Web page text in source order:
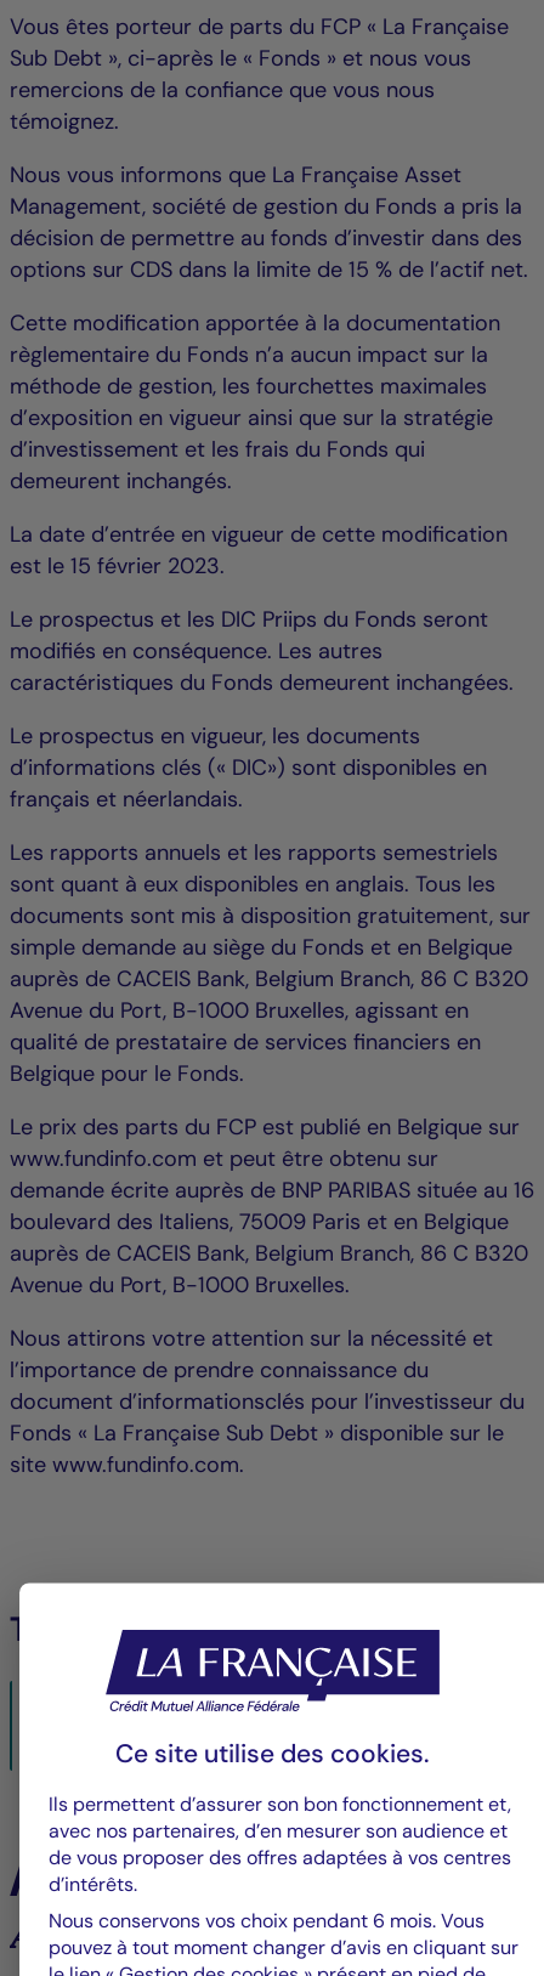
Vous êtes porteur de parts du FCP « La Française
Sub Debt », ci-après le « Fonds » et nous vous
remercions de la confiance que vous nous
témoignez.
Nous vous informons que La Française Asset
Management, société de gestion du Fonds a pris la
décision de permettre au fonds d’investir dans des
options sur CDS dans la limite de 15 % de l’actif net.
Cette modification apportée à la documentation
règlementaire du Fonds n’a aucun impact sur la
méthode de gestion, les fourchettes maximales
d’exposition en vigueur ainsi que sur la stratégie
d’investissement et les frais du Fonds qui
demeurent inchangés.
La date d’entrée en vigueur de cette modification
est le 15 février 2023.
Le prospectus et les DIC Priips du Fonds seront
modifiés en conséquence. Les autres
caractéristiques du Fonds demeurent inchangées.
Le prospectus en vigueur, les documents
d’informations clés (« DIC») sont disponibles en
français et néerlandais.
Les rapports annuels et les rapports semestriels
sont quant à eux disponibles en anglais. Tous les
documents sont mis à disposition gratuitement, sur
simple demande au siège du Fonds et en Belgique
auprès de CACEIS Bank, Belgium Branch, 86 C B320
Avenue du Port, B-1000 Bruxelles, agissant en
qualité de prestataire de services financiers en
Belgique pour le Fonds.
Le prix des parts du FCP est publié en Belgique sur
www.fundinfo.com et peut être obtenu sur
demande écrite auprès de BNP PARIBAS située au 16
boulevard des Italiens, 75009 Paris et en Belgique
auprès de CACEIS Bank, Belgium Branch, 86 C B320
Avenue du Port, B-1000 Bruxelles.
Nous attirons votre attention sur la nécessité et
l’importance de prendre connaissance du
document d’informationsclés pour l’investisseur du
Fonds « La Française Sub Debt » disponible sur le
site www.fundinfo.com.
Télécharger le PDF
Avis_internet_LF_Sub_debt_-
10/02/2023- PDF177 KO
À la une
Analyses et tendances des marchés
Ce site utilise des cookies.
Ils permettent d’assurer son bon fonctionnement et,
avec nos partenaires, d’en mesurer son audience et
de vous proposer des offres adaptées à vos centres
d’intérêts.
Nous conservons vos choix pendant 6 mois. Vous
pouvez à tout moment changer d’avis en cliquant sur